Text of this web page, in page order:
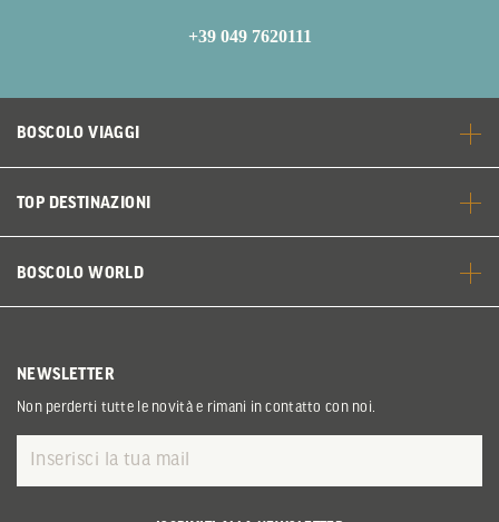
+39 049 7620111
BOSCOLO VIAGGI
TOP DESTINAZIONI
BOSCOLO WORLD
NEWSLETTER
Non perderti tutte le novità e rimani in contatto con noi.